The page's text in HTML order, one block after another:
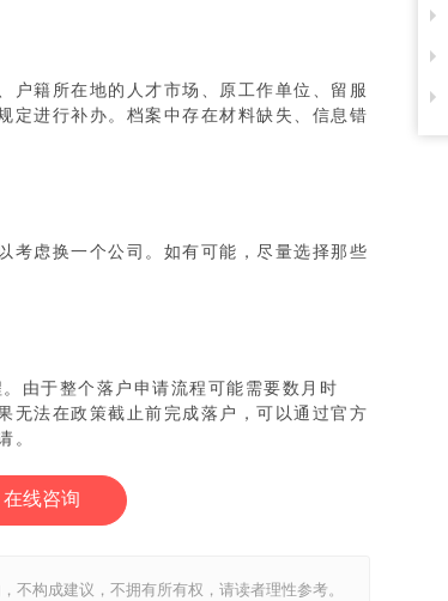
户籍所在地的人才市场、原工作单位、留服
定进行补办。档案中存在材料缺失、信息错
考虑换一个公司。如有可能，尽量选择那些
由于整个落户申请流程可能需要数月时
无法在政策截止前完成落户，可以通过官方
。
线咨询
不构成建议，不拥有所有权，请读者理性参考。